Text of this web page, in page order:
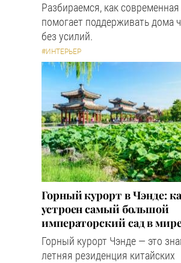
Разбираемся, как современная
помогает поддерживать дома
без усилий.
#ИНТЕРЬЕР
Горный курорт в Чэнде:
устроен самый большой
императорский сад в
Горный курорт Чэнде — это
летняя резиденция китайских